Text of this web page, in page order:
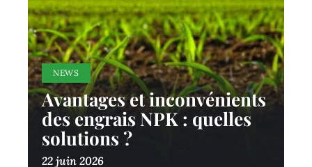
NEWS
Avantages et inconvénients
des engrais NPK : quelles
solutions ?
22 juin 2026